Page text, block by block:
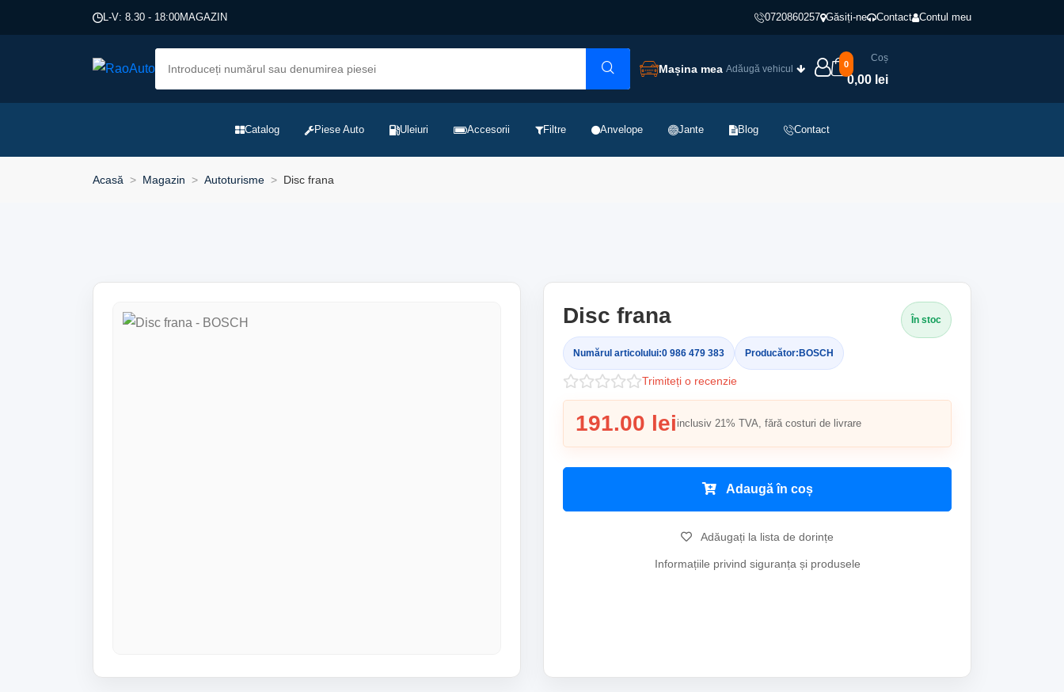
L-V: 8.30 - 18:00MAGAZIN 0720860257 Găsiți-ne Contact Contul meu
Mașina mea Adăugă vehicul 0
Coș
0,00 lei
Catalog Piese Auto Uleiuri Accesorii Filtre Anvelope Jante Blog Contact
Acasă Magazin Autoturisme Disc frana
Disc frana
Numărul articolului:0 986 479 383 Producător: BOSCH
În stoc
Trimiteți o recenzie
191.00 lei inclusiv 21% TVA, fără costuri de livrare
Adaugă în coș
Adăugați la lista de dorințe
Informațiile privind siguranța și produsele